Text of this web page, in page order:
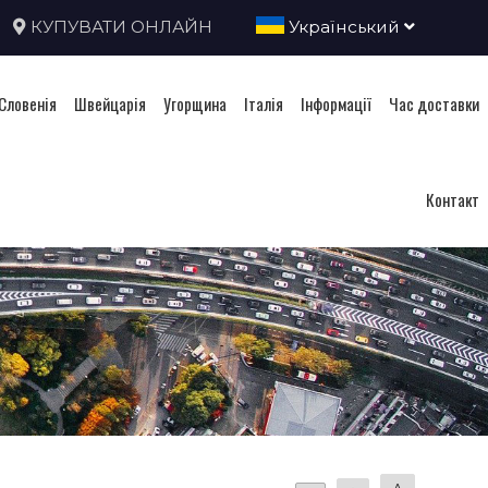
КУПУВАТИ ОНЛАЙН Український
Словенія Швейцарія Угорщина Італія Інформації Час доставки
Контакт